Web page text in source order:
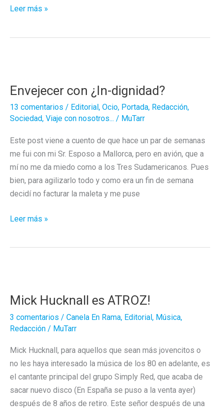
Vuelve
2.
Leer más »
Envejecer con ¿In-dignidad?
13 comentarios / Editorial , Ocio, Portada, Redacción,
Sociedad, Viaje con nosotros... / MuTarr
Este post viene a cuento de que hace un par de semanas
me fui con mi Sr. Esposo a Mallorca, pero en avión, que a
mí no me da miedo como a los Tres Sudamericanos. Pues
bien, para agilizarlo todo y como era un fin de semana
decidí no facturar la maleta y me puse
Envejecer
Leer más »
Mick Hucknall es ATROZ!
3 comentarios / Canela En Rama, Editorial, Música,
Redacción / MuTarr
Mick Hucknall, para aquellos que sean más jovencitos o
no les haya interesado la música de los 80 en adelante, es
el cantante principal del grupo Simply Red, que acaba de
sacar nuevo disco (En España se puso a la venta ayer)
después de 8 años de retiro. Este señor después de una